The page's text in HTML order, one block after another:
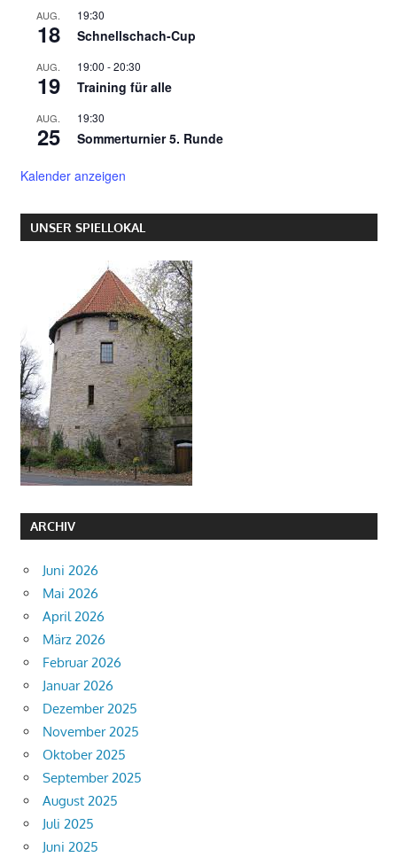
AUG.
18
19:30
Schnellschach-Cup
AUG.
19
19:00 -20:30
Training für alle
AUG.
25
19:30
Sommerturnier 5. Runde
Kalender anzeigen
UNSER SPIELLOKAL
ARCHIV
Juni 2026
Mai 2026
April 2026
März 2026
Februar 2026
Januar 2026
Dezember 2025
November 2025
Oktober 2025
September 2025
August 2025
Juli 2025
Juni 2025